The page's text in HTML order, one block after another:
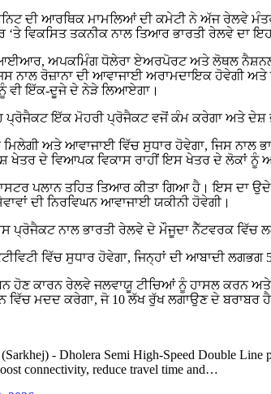
ਦੀ ਆਰਥਿਕ ਮਾਮਲਿਆਂ ਦੀ ਕਮੇਟੀ ਨੇ ਅੱਜ ਰੇਲਵੇ
ਵਿਕਸਿਤ ਤਕਨੀਕ ਨਾਲ ਤਿਆਰ ਭਾਰਤੀ ਰੇਲਵੇ ਦਾ
ਅਪਕਮਿੰਗ ਧੋਲੇਰਾ ਏਅਰਪੋਰਟ ਅਤੇ ਲੋਥਲ ਨੈਸ਼ਨਲ
ਨਾਲ ਰੋਜ਼ਾਨਾ ਦੀ ਆਵਾਜਾਈ ਅਰਾਮਦਾਇਕ ਹੋਵੇਗੀ
ਵੀ ਇੱਕ-ਦੂਜੇ ਦੇ ਨੇੜੇ ਲਿਆਏਗਾ।
ਪ੍ਰੋਜੈਕਟ ਇੱਕ ਮੋਹਰੀ ਪ੍ਰੋਜੈਕਟ ਵਜੋਂ ਕੰਮ ਕਰੇਗਾ ਅਤੇ
ਅਤੇ ਆਵਾਜਾਈ ਵਿੱਚ ਸੁਧਾਰ ਹੋਵੇਗਾ, ਜਿਸ
ਖੇਤਰ ਦੇ ਵਿਆਪਕ ਵਿਕਾਸ ਰਾਹੀਂ ਇਸ ਖੇਤਰ ਦੇ ਲੋਕਾਂ
ਪਲਾਨ ਤਹਿਤ ਤਿਆਰ ਕੀਤਾ ਗਿਆ ਹੈ। ਇਸ ਦਾ
ਦੀ ਨਿਰਵਿਘਨ ਆਵਾਜਾਈ ਯਕੀਨੀ ਹੋਵੇਗੀ।
ਨਾਲ ਭਾਰਤੀ ਰੇਲਵੇ ਦੇ ਮੌਜੂਦਾ ਨੈੱਟਵਰਕ ਵਿੱਚ
ਵਿੱਚ ਸੁਧਾਰ ਹੋਵੇਗਾ, ਜਿਨ੍ਹਾਂ ਦੀ ਆਬਾਦੀ ਲਗਭਗ
ਹੋਣ ਕਾਰਨ ਰੇਲਵੇ ਜਲਵਾਯੂ ਟੀਚਿਆਂ ਨੂੰ ਹਾਸਲ ਕਰਨ
ਮਦਦ ਕਰੇਗਾ, ਜੋ 10 ਲੱਖ ਰੁੱਖ ਲਗਾਉਣ ਦੇ ਬਰਾਬਰ
- Dholera Semi High-Speed Double
connectivity, reduce travel time and…